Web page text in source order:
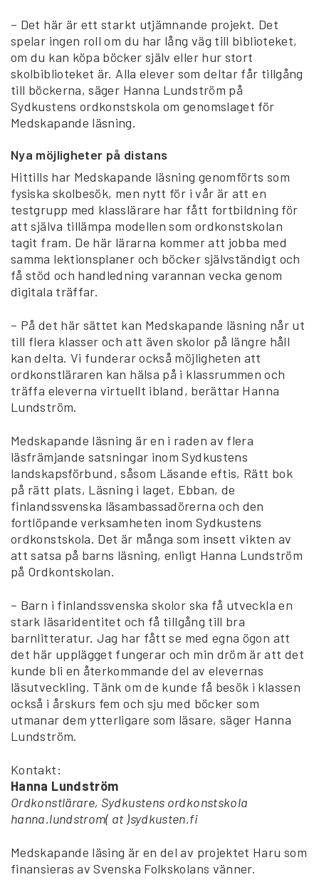
– Det här är ett starkt utjämnande projekt. Det
spelar ingen roll om du har lång väg till biblioteket,
om du kan köpa böcker själv eller hur stort
skolbiblioteket är. Alla elever som deltar får tillgång
till böckerna, säger Hanna Lundström på
Sydkustens ordkonstskola om genomslaget för
Medskapande läsning.
Nya möjligheter på distans
Hittills har Medskapande läsning genomförts som
fysiska skolbesök, men nytt för i vår är att en
testgrupp med klasslärare har fått fortbildning för
att själva tillämpa modellen som ordkonstskolan
tagit fram. De här lärarna kommer att jobba med
samma lektionsplaner och böcker självständigt och
få stöd och handledning varannan vecka genom
digitala träffar.
– På det här sättet kan Medskapande läsning når ut
till flera klasser och att även skolor på längre håll
kan delta. Vi funderar också möjligheten att
ordkonstläraren kan hälsa på i klassrummen och
träffa eleverna virtuellt ibland, berättar Hanna
Lundström.
Medskapande läsning är en i raden av flera
läsfrämjande satsningar inom Sydkustens
landskapsförbund, såsom Läsande eftis, Rätt bok
på rätt plats, Läsning i laget, Ebban, de
finlandssvenska läsambassadörerna och den
fortlöpande verksamheten inom Sydkustens
ordkonstskola. Det är många som insett vikten av
att satsa på barns läsning, enligt Hanna Lundström
på Ordkontskolan.
– Barn i finlandssvenska skolor ska få utveckla en
stark läsaridentitet och få tillgång till bra
barnlitteratur. Jag har fått se med egna ögon att
det här upplägget fungerar och min dröm är att det
kunde bli en återkommande del av elevernas
läsutveckling. Tänk om de kunde få besök i klassen
också i årskurs fem och sju med böcker som
utmanar dem ytterligare som läsare, säger Hanna
Lundström.
Kontakt:
Hanna Lundström
Ordkonstlärare, Sydkustens ordkonstskola
hanna.lundstrom( at )sydkusten.fi
Medskapande läsing är en del av projektet Haru som
finansieras av Svenska Folkskolans vänner.